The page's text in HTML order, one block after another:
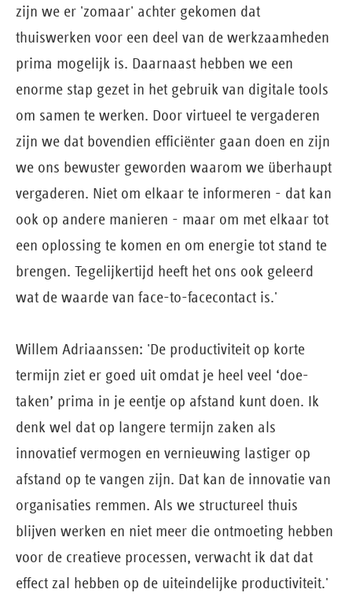
zijn we er 'zomaar' achter gekomen dat
thuiswerken voor een deel van de werkzaamheden
prima mogelijk is. Daarnaast hebben we een
enorme stap gezet in het gebruik van digitale tools
om samen te werken. Door virtueel te vergaderen
zijn we dat bovendien efficiënter gaan doen en zijn
we ons bewuster geworden waarom we überhaupt
vergaderen. Niet om elkaar te informeren - dat kan
ook op andere manieren - maar om met elkaar tot
een oplossing te komen en om energie tot stand te
brengen. Tegelijkertijd heeft het ons ook geleerd
wat de waarde van face-to-facecontact is.'
Willem Adriaanssen: 'De productiviteit op korte
termijn ziet er goed uit omdat je heel veel ‘doe-
taken’ prima in je eentje op afstand kunt doen. Ik
denk wel dat op langere termijn zaken als
innovatief vermogen en vernieuwing lastiger op
afstand op te vangen zijn. Dat kan de innovatie van
organisaties remmen. Als we structureel thuis
blijven werken en niet meer die ontmoeting hebben
voor de creatieve processen, verwacht ik dat dat
effect zal hebben op de uiteindelijke productiviteit.'